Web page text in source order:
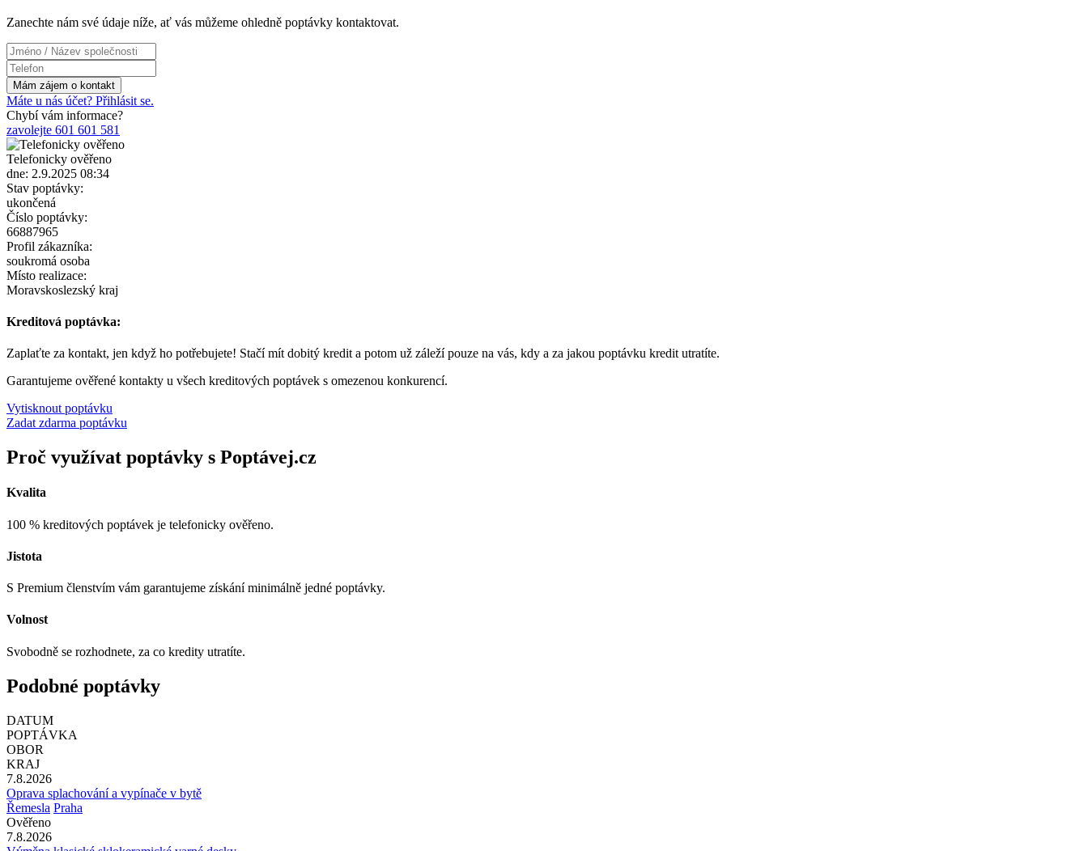
Zanechte nám své údaje níže, ať vás můžeme ohledně poptávky kontaktovat.
Máte u nás účet? Přihlásit se.
Chybí vám informace?
zavolejte 601 601 581
Telefonicky ověřeno
dne: 2.9.2025 08:34
Stav poptávky:
ukončená
Číslo poptávky:
66887965
Profil zákazníka:
soukromá osoba
Místo realizace:
Moravskoslezský kraj
Kreditová poptávka:
Zaplaťte za kontakt, jen když ho potřebujete! Stačí mít dobitý kredit a potom už záleží pouze na vás, kdy a za jakou poptávku kredit utratíte.
Garantujeme ověřené kontakty u všech kreditových poptávek s omezenou konkurencí.
Vytisknout poptávku
Zadat zdarma poptávku
Proč využívat poptávky s Poptávej.cz
Kvalita
100 % kreditových poptávek je telefonicky ověřeno.
Jistota
S Premium členstvím vám garantujeme získání minimálně jedné poptávky.
Volnost
Svobodně se rozhodnete, za co kredity utratíte.
Podobné poptávky
DATUM
POPTÁVKA
OBOR
KRAJ
7.8.2026
Oprava splachování a vypínače v bytě
Řemesla Praha
Ověřeno
7.8.2026